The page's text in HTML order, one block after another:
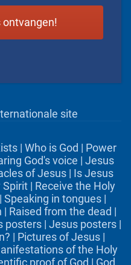
site
| Who is God | Power
God's voice | Jesus
of Jesus| Is Jesus
Spirit | Receive the Holy
| Speaking in tongues |
| Raised from the dead |
posters| Jesus posters|
| Pictures of Jesus |
of the Holy
proof of God | God